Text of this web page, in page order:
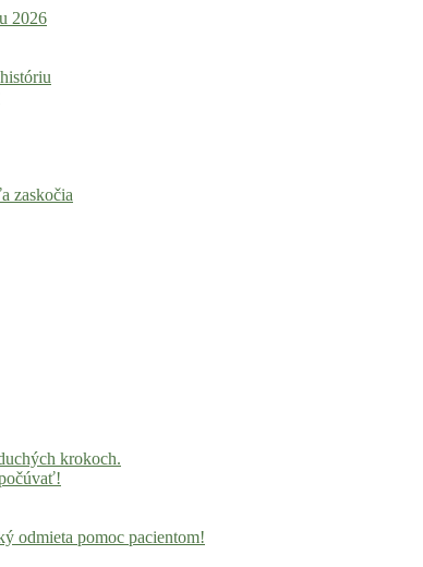
2026
zaskočia
krokoch.
odmieta pomoc pacientom!